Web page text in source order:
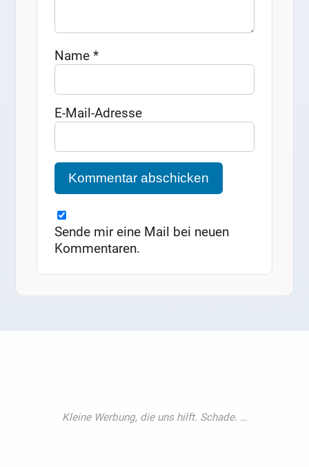
Name*
E-Mail-Adresse
Sende mir eine Mail bei neuen
Kommentaren.